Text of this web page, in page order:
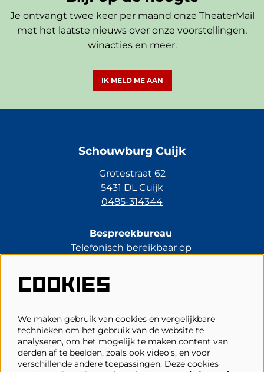
Je ontvangt twee keer per maand onze TheaterMail
met het laatste nieuws over onze voorstellingen,
winacties en meer.
IK MELD ME AAN
Schouwburg Cuijk
Grotestraat 62
5431 DL Cuijk
0485-314344
Bespreekbureau
Telefonisch bereikbaar op
0485-314344
kassa@schouwburgcuijk.nl
Veelgestelde vragen
Zaalplattegronden
Privacy, cookies & voorwaarden
COOKIES
We maken gebruik van cookies en vergelijkbare
technieken om het gebruik van de website te
analyseren, om het mogelijk te maken content van
derden af te beelden, zoals ook video’s, en voor
verschillende andere toepassingen. Deze cookies